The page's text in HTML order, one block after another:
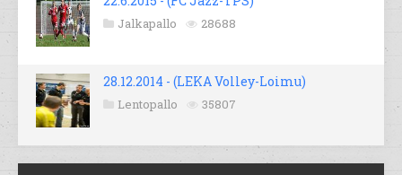
Jalkapallo 28688
28.12.2014 - (LEKA Volley-Loimu)
Lentopallo 35807